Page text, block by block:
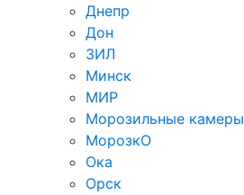
Днепр
Дон
ЗИЛ
Минск
МИР
Морозильные камеры
МорозкО
Ока
Орск